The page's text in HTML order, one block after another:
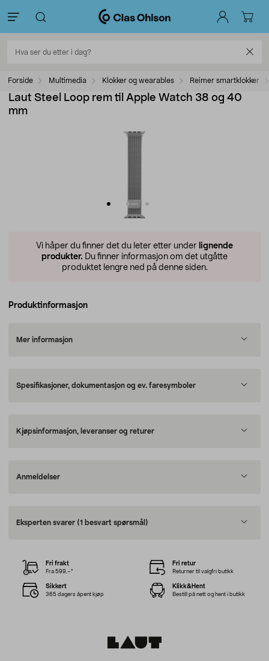
Forside Multimedia Klokker og wearables Reimer smartklokker
Laut Steel Loop rem til Apple Watch 38 og 40
mm
Vi håper du finner det du leter etter under lignende
produkter. Du finner informasjon om det utgåtte
produktet lengre ned på denne siden.
Produktinformasjon
Mer informasjon
Spesifikasjoner, dokumentasjon og ev. faresymboler
Kjøpsinformasjon, leveranser og returer
Anmeldelser
Eksperten svarer (1 besvart spørsmål)
Fri frakt
Fra 599,–*
Fri retur
Returner til valgfri butikk
Sikkert
365 dagers åpent kjøp
Klikk&Hent
Bestill på nett og hent i butikk